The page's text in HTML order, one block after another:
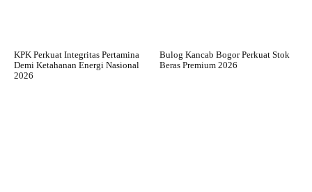
KPK Perkuat Integritas Pertamina
Demi Ketahanan Energi Nasional
2026
Bulog Kancab Bogor Perkuat Stok
Beras Premium 2026